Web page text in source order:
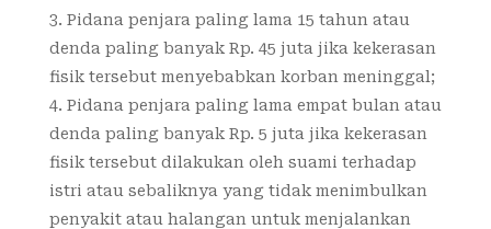
Pidana penjara paling lama 15 tahun atau
denda paling banyak Rp. 45 juta jika kekerasan
fisik tersebut menyebabkan korban meninggal;
Pidana penjara paling lama empat bulan atau
denda paling banyak Rp. 5 juta jika kekerasan
fisik tersebut dilakukan oleh suami terhadap
istri atau sebaliknya yang tidak menimbulkan
penyakit atau halangan untuk menjalankan